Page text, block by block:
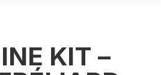
KIT –